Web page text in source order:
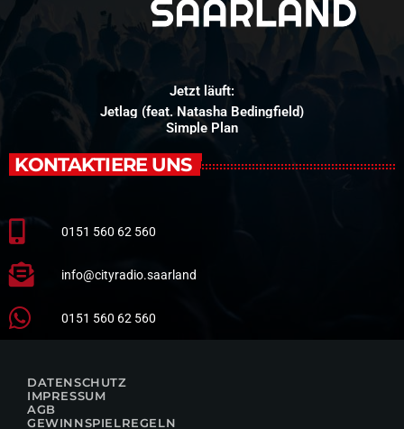
Jetzt läuft:
Jetlag (feat. Natasha Bedingfield)
Simple Plan
KONTAKTIERE UNS
0151 560 62 560
info@cityradio.saarland
0151 560 62 560
DATENSCHUTZ
IMPRESSUM
AGB
GEWINNSPIELREGELN